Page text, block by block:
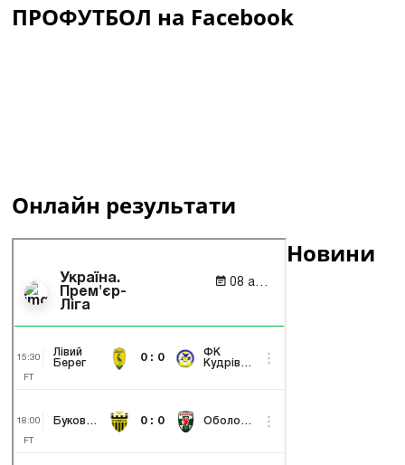
ПРОФУТБОЛ на Facebook
Онлайн результати
Новини